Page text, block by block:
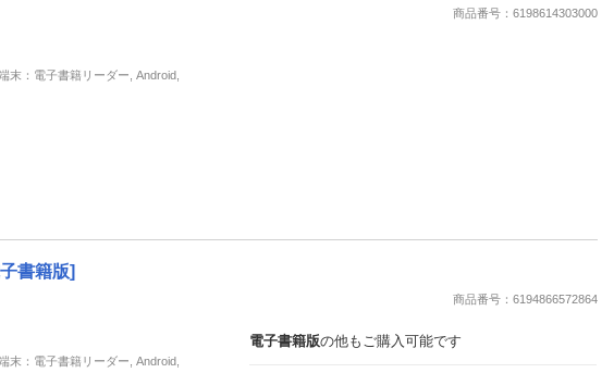
商品番号：6198614303000
末：電子書籍リーダー, Android,
書籍版]
商品番号：6194866572864
末：電子書籍リーダー, Android,
電子書籍版の他もご購入可能です